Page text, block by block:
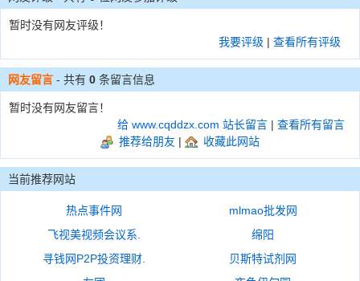
暂时没有网友评级！
我要评级 | 查看所有评级
网友留言 - 共有 0 条留言信息
暂时没有网友留言！
给 www.cqddzx.com 站长留言 | 查看所有留言
推荐给朋友 | 收藏此网站
当前推荐网站
热点事件网
mlmao批发网
飞视美视频会议系.
绵阳
寻钱网P2P投资理财.
贝斯特试剂网